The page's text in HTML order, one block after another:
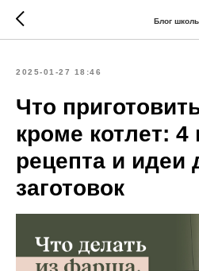
Блог
2025-01-27 18:46
Что
кроме котлет: 4
рецепта и идеи
заготовок